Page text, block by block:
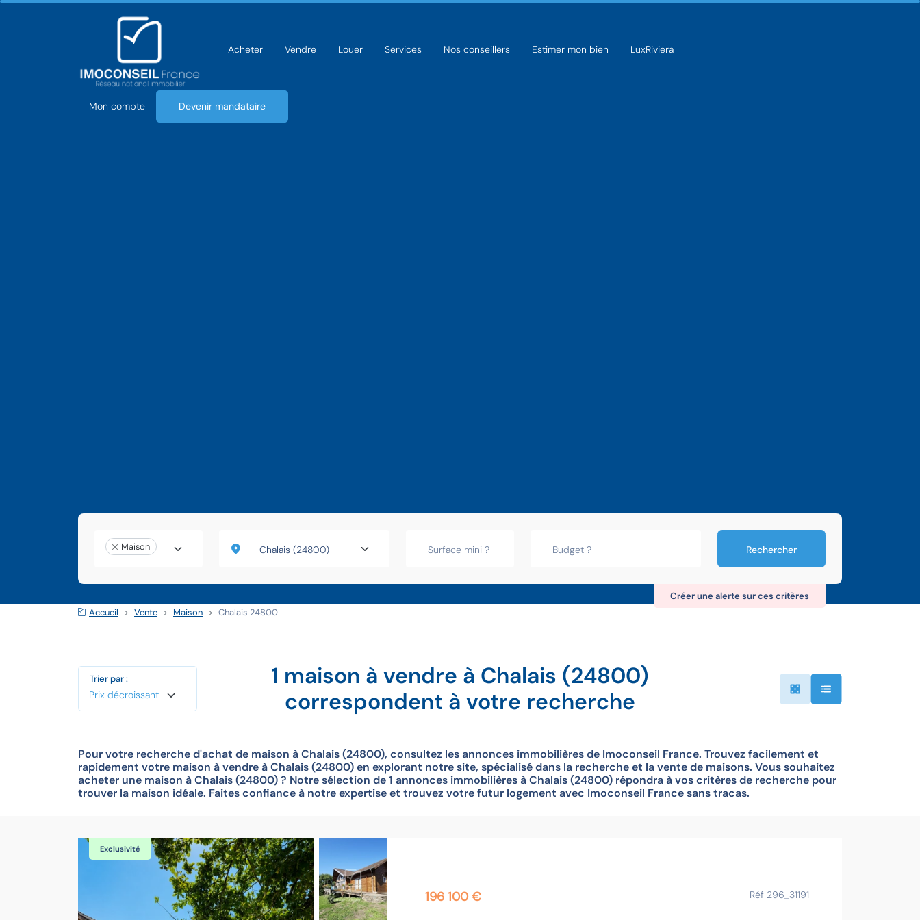
Acheter Vendre Louer Services Nos conseillers Estimer mon bien LuxRiviera
Mon compte Devenir mandataire
Maison Rechercher
Créer une alerte sur ces critères
Accueil
Vente Maison Chalais 24800
Trier par :
1 maison à vendre à Chalais (24800)
correspondent à votre recherche
Pour votre recherche d'achat de maison à Chalais (24800), consultez les annonces immobilières de Imoconseil France. Trouvez facilement et
rapidement votre maison à vendre à Chalais (24800) en explorant notre site, spécialisé dans la recherche et la vente de maisons. Vous souhaitez
acheter une maison à Chalais (24800) ? Notre sélection de 1 annonces immobilières à Chalais (24800) répondra à vos critères de recherche pour
trouver la maison idéale. Faites confiance à notre expertise et trouvez votre futur logement avec Imoconseil France sans tracas.
Exclusivité
196 100 € Réf 296_31191